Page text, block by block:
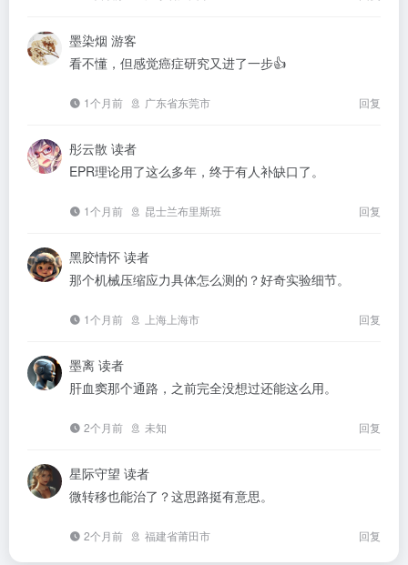
墨染烟 游客
看不懂，但感觉癌症研究又进了一步👍
1个月前 广东省东莞市 回复
彤云散 读者
EPR理论用了这么多年，终于有人补缺口了。
1个月前 昆士兰布里斯班 回复
黑胶情怀 读者
那个机械压缩应力具体怎么测的？好奇实验细节。
1个月前 上海上海市 回复
墨离 读者
肝血窦那个通路，之前完全没想过还能这么用。
2个月前 未知 回复
星际守望 读者
微转移也能治了？这思路挺有意思。
2个月前 福建省莆田市 回复